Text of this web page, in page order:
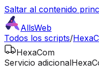
Saltar al contenido
AllsWeb
Todos los scripts/
HexaCom
Servicio adicional